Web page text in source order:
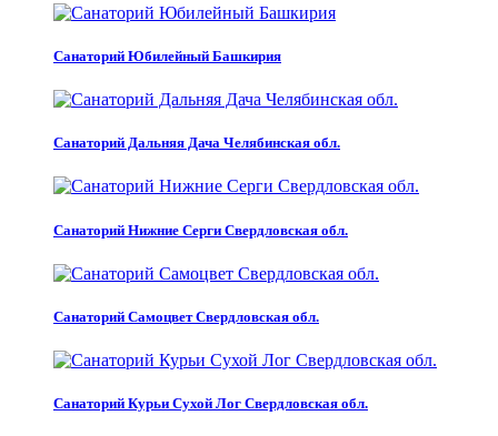
Санаторий Юбилейный Башкирия
Санаторий Дальняя Дача Челябинская обл.
Санаторий Нижние Серги Свердловская обл.
Санаторий Самоцвет Свердловская обл.
Санаторий Курьи Сухой Лог Свердловская обл.